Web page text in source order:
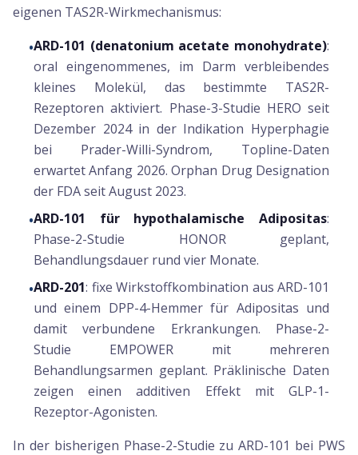
eigenen TAS2R-Wirkmechanismus:
•ARD-101 (denatonium acetate monohydrate):
oral eingenommenes, im Darm verbleibendes
kleines Molekül, das bestimmte TAS2R-
Rezeptoren aktiviert. Phase-3-Studie HERO seit
Dezember 2024 in der Indikation Hyperphagie
bei Prader-Willi-Syndrom, Topline-Daten
erwartet Anfang 2026. Orphan Drug Designation
der FDA seit August 2023.
•ARD-101 für hypothalamische Adipositas:
Phase-2-Studie HONOR geplant,
Behandlungsdauer rund vier Monate.
•ARD-201: fixe Wirkstoffkombination aus ARD-101
und einem DPP-4-Hemmer für Adipositas und
damit verbundene Erkrankungen. Phase-2-
Studie EMPOWER mit mehreren
Behandlungsarmen geplant. Präklinische Daten
zeigen einen additiven Effekt mit GLP-1-
Rezeptor-Agonisten.
In der bisherigen Phase-2-Studie zu ARD-101 bei PWS